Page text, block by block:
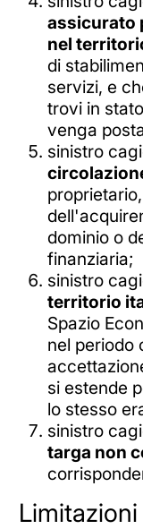
assicurato
nel
di
servizi, e
trovi in
venga
sinistro
dominio o
finanziaria;
sinistro
territorio
Spazio
nel periodo
si estende
lo stesso
sinistro
targa non
Limitazioni